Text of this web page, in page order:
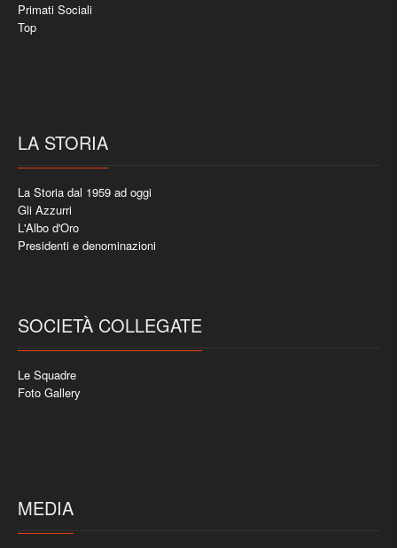
Primati Sociali
Top
LA STORIA
La Storia dal 1959 ad oggi
Gli Azzurri
L'Albo d'Oro
Presidenti e denominazioni
SOCIETÀ COLLEGATE
Le Squadre
Foto Gallery
MEDIA